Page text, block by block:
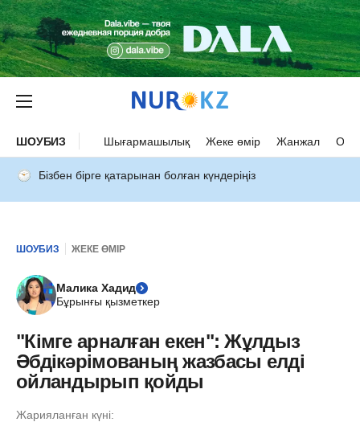
ШОУБИЗ Шығармашылық Жеке өмір Жанжал
Бізбен бірге қатарынан болған күндеріңіз
ШОУБИЗ ЖЕКЕ ӨМІР
Малика Хадид
Бұрынғы қызметкер
"Кімге арналған екен": Жұлдыз
Әбдікәрімованың жазбасы елді
ойландырып қойды
Жарияланған күні: